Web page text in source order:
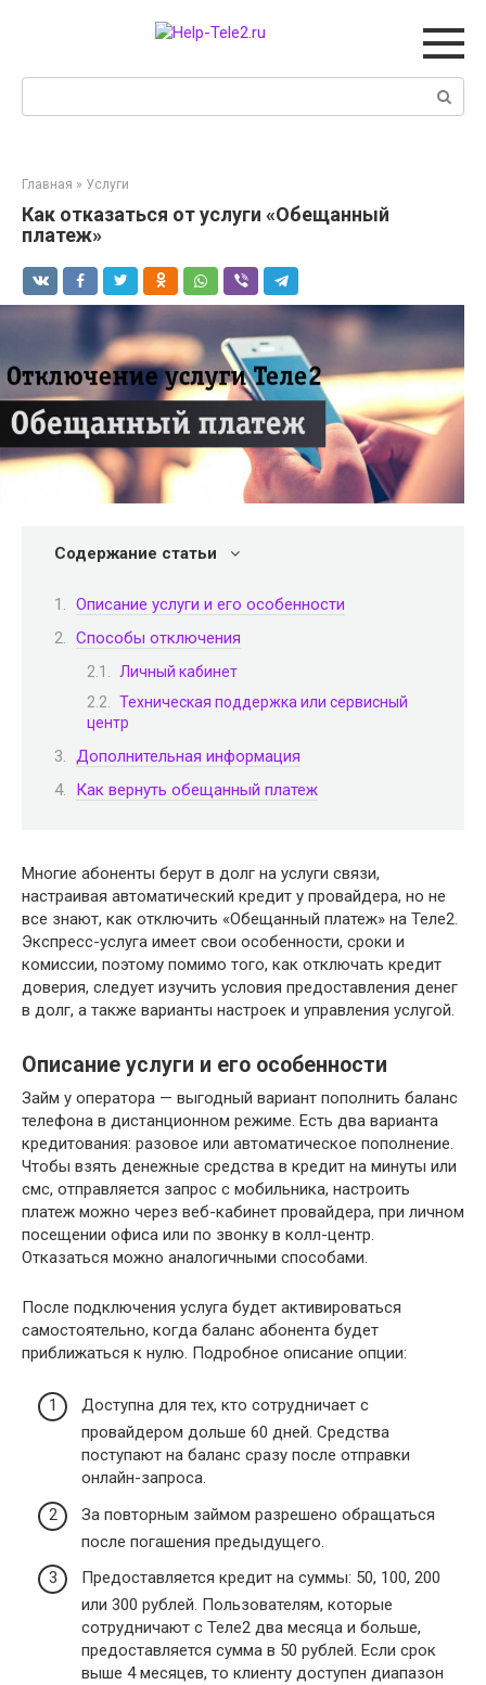
Главная » Услуги
Как отказаться от услуги «Обещанный
платеж»
Содержание статьи
Описание услуги и его особенности
Способы отключения
Личный кабинет
Техническая поддержка или сервисный
центр
Дополнительная информация
Как вернуть обещанный платеж
Многие абоненты берут в долг на услуги связи,
настраивая автоматический кредит у провайдера, но не
все знают, как отключить «Обещанный платеж» на Теле2.
Экспресс-услуга имеет свои особенности, сроки и
комиссии, поэтому помимо того, как отключать кредит
доверия, следует изучить условия предоставления денег
в долг, а также варианты настроек и управления услугой.
Описание услуги и его особенности
Займ у оператора — выгодный вариант пополнить баланс
телефона в дистанционном режиме. Есть два варианта
кредитования: разовое или автоматическое пополнение.
Чтобы взять денежные средства в кредит на минуты или
смс, отправляется запрос с мобильника, настроить
платеж можно через веб-кабинет провайдера, при личном
посещении офиса или по звонку в колл-центр.
Отказаться можно аналогичными способами.
После подключения услуга будет активироваться
самостоятельно, когда баланс абонента будет
приближаться к нулю. Подробное описание опции:
Доступна для тех, кто сотрудничает с
провайдером дольше 60 дней. Средства
поступают на баланс сразу после отправки
онлайн-запроса.
За повторным займом разрешено обращаться
после погашения предыдущего.
Предоставляется кредит на суммы: 50, 100, 200
или 300 рублей. Пользователям, которые
сотрудничают с Теле2 два месяца и больше,
предоставляется сумма в 50 рублей. Если срок
выше 4 месяцев, то клиенту доступен диапазон